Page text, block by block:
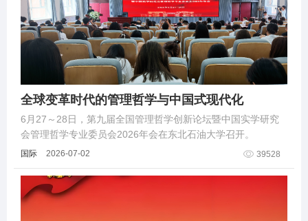
全球变革时代的管理哲学与中国式现代化
6月27～28日，第九届全国管理哲学创新论坛暨中国实学研究
会管理哲学专业委员会2026年会在东北石油大学召开。
国际 2026-07-02 39528